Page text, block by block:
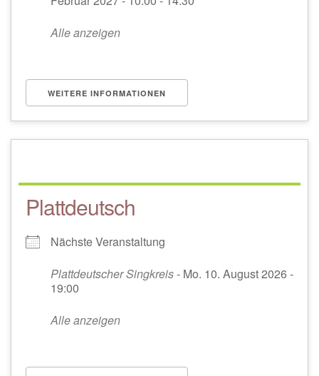
Alle anzeigen
WEITERE INFORMATIONEN
Plattdeutsch
Nächste Veranstaltung
Plattdeutscher Singkreis- Mo. 10. August 2026 -
19:00
Alle anzeigen